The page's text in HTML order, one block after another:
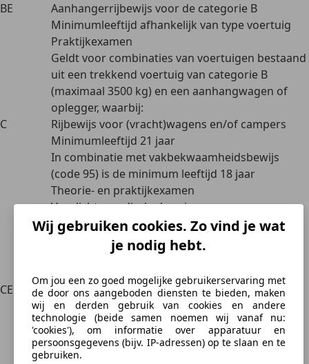
Wij gebruiken cookies. Zo vind je wat
je nodig hebt.
Om jou een zo goed mogelijke gebruikerservaring met
de door ons aangeboden diensten te bieden, maken
wij en derden gebruik van cookies en andere
technologie (beide samen noemen wij vanaf nu:
'cookies'), om informatie over apparatuur en
persoonsgegevens (bijv. IP-adressen) op te slaan en te
gebruiken.
BE
Aanhangerrijbewijs voor de categorie B
Minimumleeftijd afhankelijk van type voertuig
Praktijkexamen
Geldt voor combinaties van voertuigen bestaand
uit een trekkend voertuig van categorie B
(maximaal 3500 kg) en een aanhangwagen of
oplegger, waarbij:
C
Rijbewijs voor (vracht)wagens en/of campers
Minimumleeftijd 21 jaar
In combinatie met vakbekwaamheidsbewijs
(code 95) is de minimum leeftijd 18 jaar
Theorie- en praktijkexamen
Verplichte medische keuring
Je moet rijbewijs B hebben
Voor voertuigen van 3.500 kg of meer
Maximaal 9 passagiers
Maximum gewicht aanhanger: 750 kg
CE
Aanhangerrijbewijs voor categorie C
Minimumleeftijd 21 jaar
Praktijkexamen
Geldig voor een vrachtauto met aanhanger met
een toegestane maximummassa van meer dan